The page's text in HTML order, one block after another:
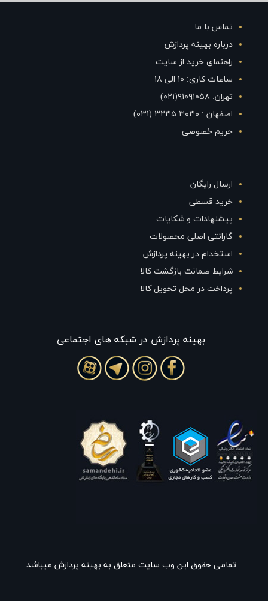
تماس با ما
درباره بهینه پردازش
راهنمای خرید از سایت
ساعات کاری: ۱۰ الی ۱۸
تهران: ۹۱۰۹۱۰۵۸(۰۲۱)
اصفهان : ۳۰۳۰ ۳۲۳۵ (۰۳۱)
حریم خصوصی
ارسال رایگان
خرید قسطی
پیشنهادات و شکایات
گارانتی اصلی محصولات
استخدام در بهینه پردازش
شرایط ضمانت بازگشت کالا
پرداخت در محل تحویل کالا
بهينه پردازش در شبکه های اجتماعی
تمامی حقوق این وب سایت متعلق به بهینه پردازش میباشد